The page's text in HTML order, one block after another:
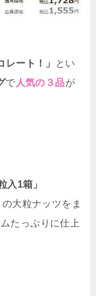
レート！」
とい
で 人気の３品が
入1箱」
大粒ナッツをま
たっぷりに仕上